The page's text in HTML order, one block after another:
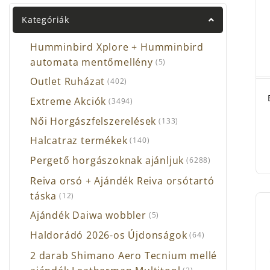
Kategóriák
Humminbird Xplore + Humminbird
automata mentőmellény (5)
Outlet Ruházat (402)
Extreme Akciók (3494)
Női Horgászfelszerelések (133)
Halcatraz termékek (140)
Pergető horgászoknak ajánljuk (6288)
Reiva orsó + Ajándék Reiva orsótartó
táska (12)
Ajándék Daiwa wobbler (5)
Haldorádó 2026-os Újdonságok (64)
2 darab Shimano Aero Tecnium mellé
Ezt
A